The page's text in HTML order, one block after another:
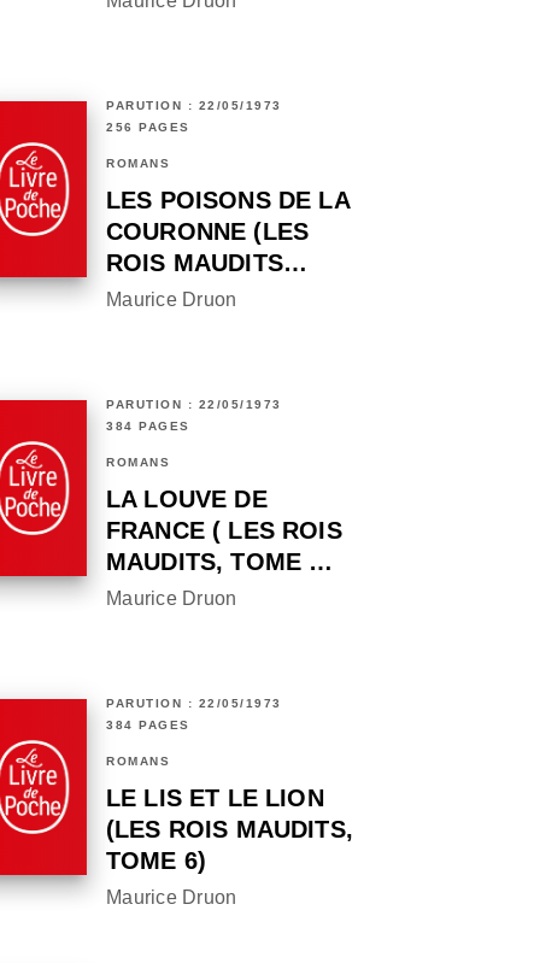
PARUTION : 22/05/1973
256 PAGES
ROMANS
LES POISONS DE LA
COURONNE (LES
ROIS MAUDITS…
Maurice Druon
PARUTION : 22/05/1973
384 PAGES
ROMANS
LA LOUVE DE
FRANCE ( LES ROIS
MAUDITS, TOME …
Maurice Druon
PARUTION : 22/05/1973
384 PAGES
ROMANS
LE LIS ET LE LION
(LES ROIS MAUDITS,
TOME 6)
Maurice Druon